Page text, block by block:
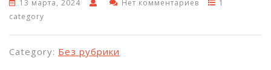
13 марта, 2024 Нет комментариев
1
category
Category: Без рубрики